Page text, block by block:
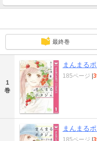
最終巻
1
巻
まんまる
185ページ
まんまる